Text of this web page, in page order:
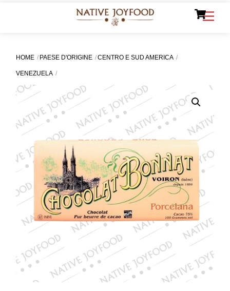
HOME PAESE D'ORIGINE CENTRO E SUD AMERICA
VENEZUELA